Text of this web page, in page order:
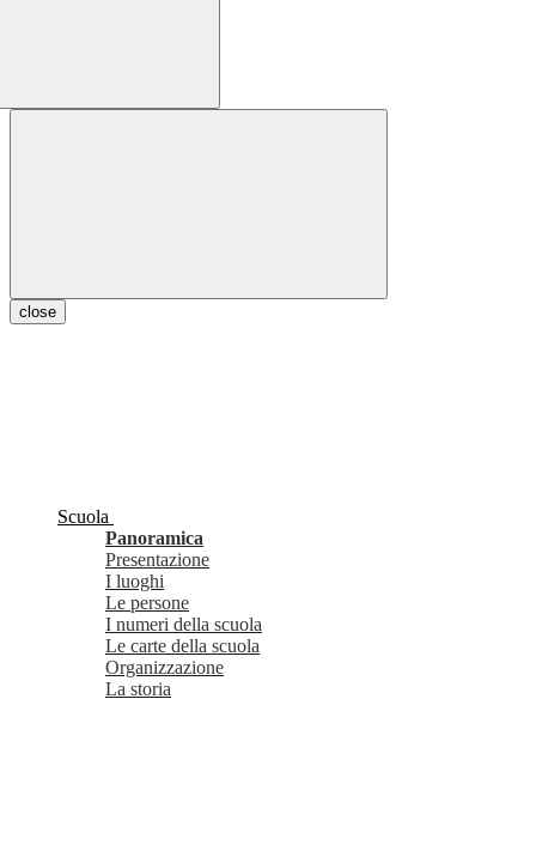
close
Scuola
Panoramica
Presentazione
I luoghi
Le persone
I numeri della scuola
Le carte della scuola
Organizzazione
La storia